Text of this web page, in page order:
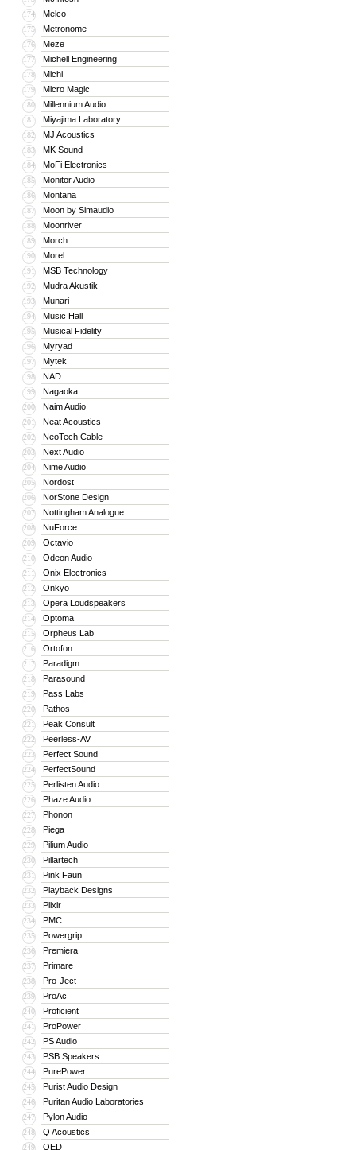
174 Melco
175 Metronome
176 Meze
177 Michell Engineering
178 Michi
179 Micro Magic
180 Millennium Audio
181 Miyajima Laboratory
182 MJ Acoustics
183 MK Sound
184 MoFi Electronics
185 Monitor Audio
186 Montana
187 Moon by Simaudio
188 Moonriver
189 Morch
190 Morel
191 MSB Technology
192 Mudra Akustik
193 Munari
194 Music Hall
195 Musical Fidelity
196 Myryad
197 Mytek
198 NAD
199 Nagaoka
200 Naim Audio
201 Neat Acoustics
202 NeoTech Cable
203 Next Audio
204 Nime Audio
205 Nordost
206 NorStone Design
207 Nottingham Analogue
208 NuForce
209 Octavio
210 Odeon Audio
211 Onix Electronics
212 Onkyo
213 Opera Loudspeakers
214 Optoma
215 Orpheus Lab
216 Ortofon
217 Paradigm
218 Parasound
219 Pass Labs
220 Pathos
221 Peak Consult
222 Peerless-AV
223 Perfect Sound
224 PerfectSound
225 Perlisten Audio
226 Phaze Audio
227 Phonon
228 Piega
229 Pilium Audio
230 Pillartech
231 Pink Faun
232 Playback Designs
233 Plixir
234 PMC
235 Powergrip
236 Premiera
237 Primare
238 Pro-Ject
239 ProAc
240 Proficient
241 ProPower
242 PS Audio
243 PSB Speakers
244 PurePower
245 Purist Audio Design
246 Puritan Audio Laboratories
247 Pylon Audio
248 Q Acoustics
249 QED